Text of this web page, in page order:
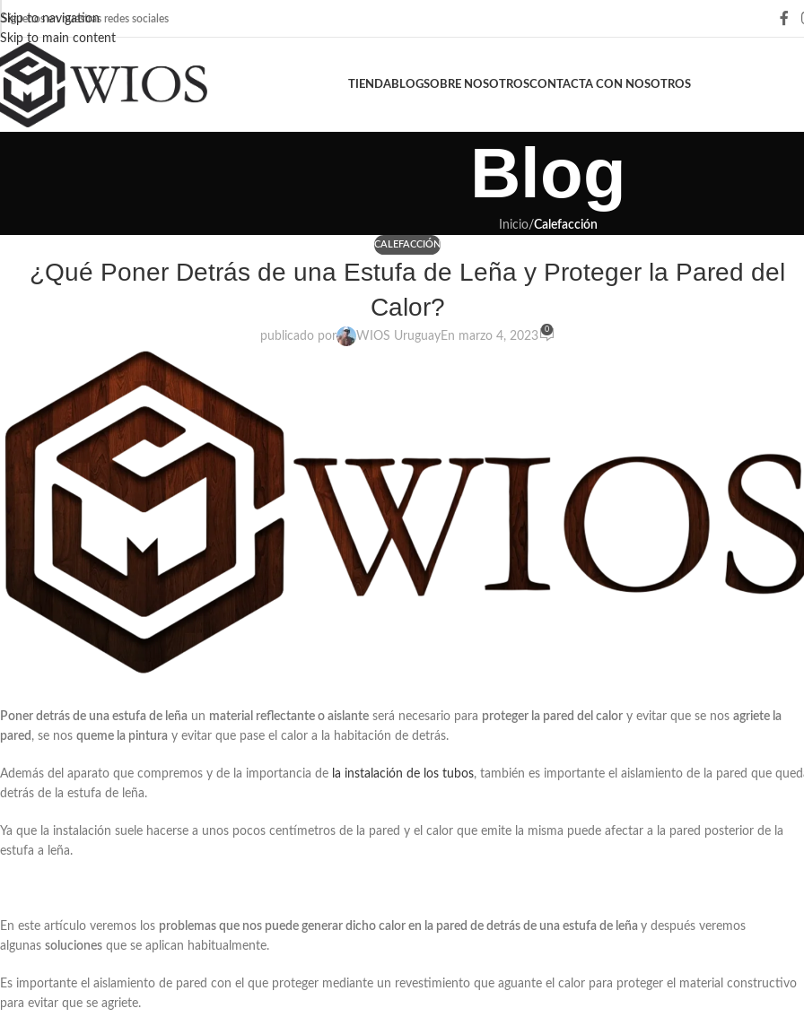
Skip to navigation
Skip to main content
Síguenos en nuestras redes sociales
TIENDABLOGSOBRE NOSOTROSCONTACTA CON NOSOTROS
Blog
Inicio/Calefacción
CALEFACCIÓN
¿Qué Poner Detrás de una Estufa de Leña y Proteger la Pared del
Calor?
publicado por WIOS UruguayEn marzo 4, 2023
0
Poner detrás de una estufa de leña un material reflectante o aislante será necesario para proteger la pared del calor y evitar que se nos agriete la
pared , se nos queme la pintura y evitar que pase el calor a la habitación de detrás.
Además del aparato que compremos y de la importancia de la instalación de los tubos, también es importante el aislamiento de la pared que
detrás de la estufa de leña.
Ya que la instalación suele hacerse a unos pocos centímetros de la pared y el calor que emite la misma puede afectar a la pared posterior de la
estufa a leña.
En este artículo veremos los problemas que nos puede generar dicho calor en la pared de detrás de una estufa de leña y después veremos
algunas soluciones que se aplican habitualmente.
Es importante el aislamiento de pared con el que proteger mediante un revestimiento que aguante el calor para proteger el material constructivo
para evitar que se agriete.